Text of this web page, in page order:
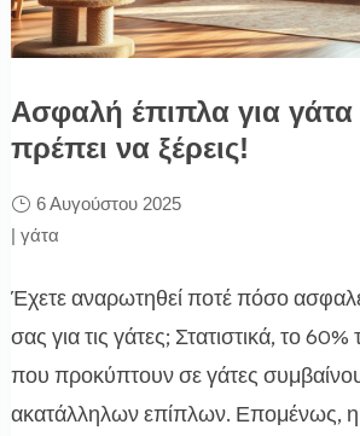
Ασφαλή έπιπλα για
πρέπει να ξέρεις!
6 Αυγούστου 2025
| γάτα
Έχετε αναρωτηθεί ποτέ πόσο
σας για τις γάτες; Στατιστικά, το
που προκύπτουν σε γάτες
ακατάλληλων επίπλων. Επομένως, η